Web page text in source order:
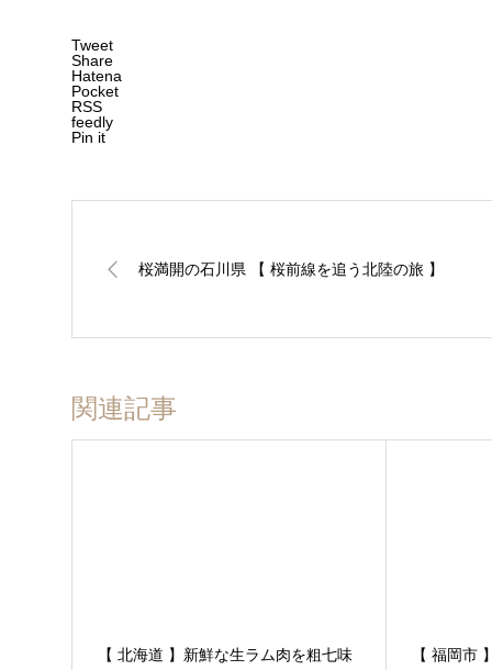
Tweet
Share
Hatena
Pocket
RSS
feedly
Pin it
桜満開の石川県 【 桜前線を追う北陸の旅 】
関連記事
【 北海道 】新鮮な生ラム肉を粗七味
【 福岡市